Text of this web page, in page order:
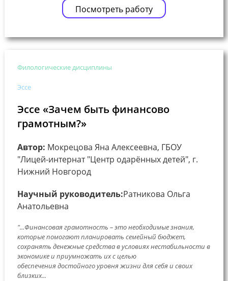
Посмотреть работу
Филологические дисциплины
Эссе
Эссе «Зачем быть финансово
грамотным?»
Автор: Мокрецова Яна Алексеевна, ГБОУ
"Лицей-интернат "Центр одарённых детей", г.
Нижний Новгород
Научный руководитель:Ратникова Ольга
Анатольевна
"...Финансовая грамотность – это необходимые знания,
которые помогают планировать семейный бюджет,
сохранять денежные средства в условиях нестабильности в
экономике и приумножать их с целью
обеспечения достойного уровня жизни для себя и своих
близких...